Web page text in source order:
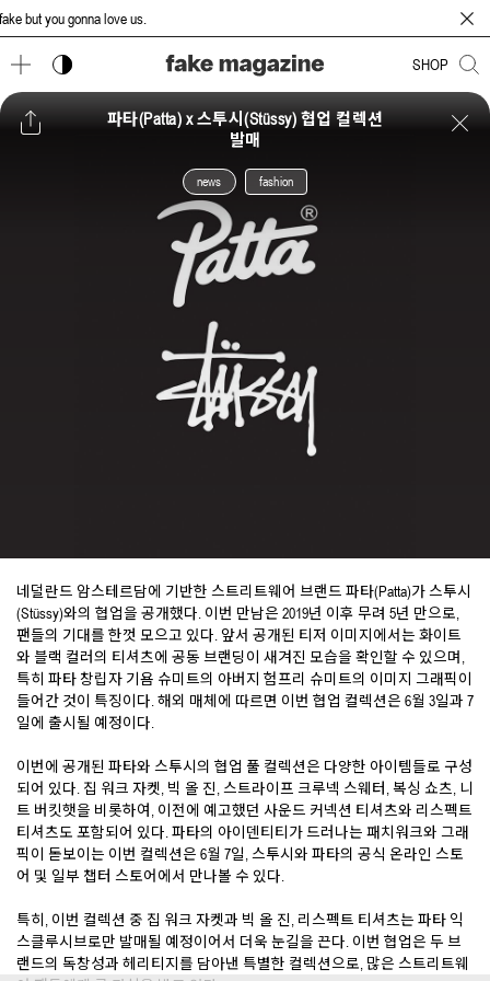
but you gonna love us.
다크 모드 토글 SHOP
파타(Patta) x 스투시(Stüssy) 협업 컬렉션
발매
news fashion
네덜란드 암스테르담에 기반한 스트리트웨어 브랜드 파타(Patta)가 스투시
(Stüssy)와의 협업을 공개했다. 이번 만남은 2019년 이후 무려 5년 만으로,
팬들의 기대를 한껏 모으고 있다. 앞서 공개된 티저 이미지에서는 화이트
와 블랙 컬러의 티셔츠에 공동 브랜딩이 새겨진 모습을 확인할 수 있으며,
특히 파타 창립자 기욤 슈미트의 아버지 험프리 슈미트의 이미지 그래픽이
들어간 것이 특징이다. 해외 매체에 따르면 이번 협업 컬렉션은 6월 3일과 7
일에 출시될 예정이다.
이번에 공개된 파타와 스투시의 협업 풀 컬렉션은 다양한 아이템들로 구성
되어 있다. 집 워크 자켓, 빅 올 진, 스트라이프 크루넥 스웨터, 복싱 쇼츠, 니
트 버킷햇을 비롯하여, 이전에 예고했던 사운드 커넥션 티셔츠와 리스펙트
티셔츠도 포함되어 있다. 파타의 아이덴티티가 드러나는 패치워크와 그래
픽이 돋보이는 이번 컬렉션은 6월 7일, 스투시와 파타의 공식 온라인 스토
어 및 일부 챕터 스토어에서 만나볼 수 있다.
특히, 이번 컬렉션 중 집 워크 자켓과 빅 올 진, 리스펙트 티셔츠는 파타 익
스클루시브로만 발매될 예정이어서 더욱 눈길을 끈다. 이번 협업은 두 브
랜드의 독창성과 헤리티지를 담아낸 특별한 컬렉션으로, 많은 스트리트웨